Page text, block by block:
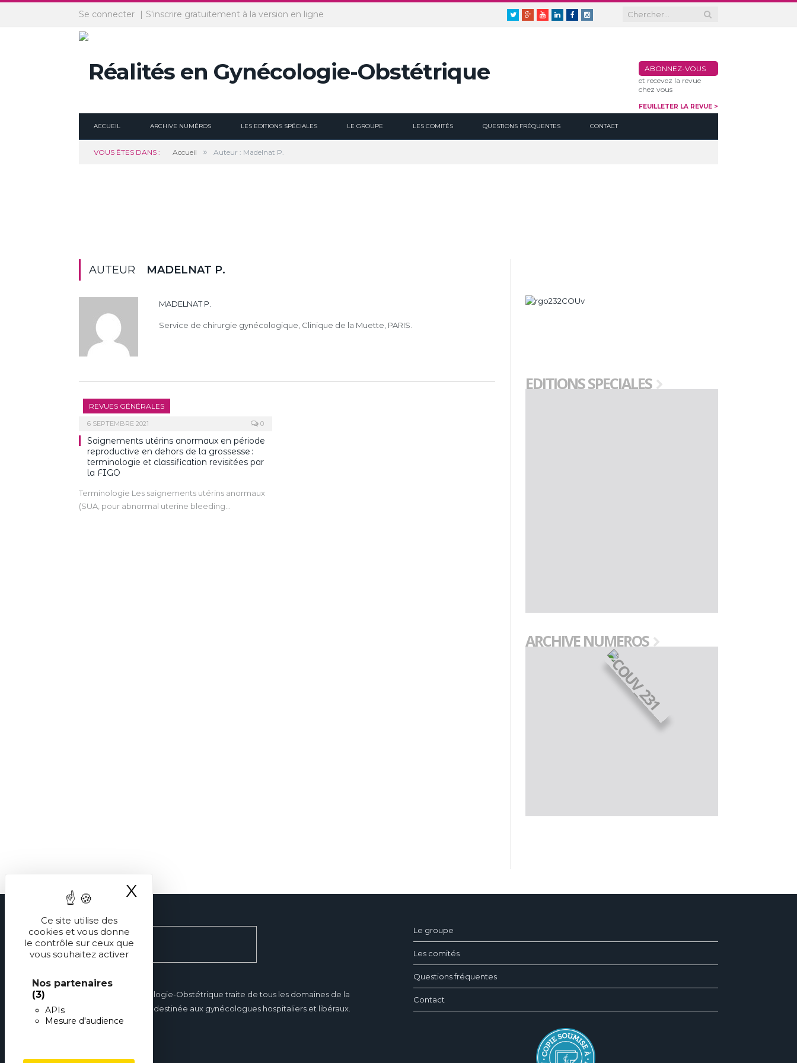
Panneau de gestion des cookies
Ce site utilise des
cookies et vous donne
le contrôle sur ceux que
vous souhaitez activer
Nos partenaires
(3)
APIs
Mesure d'audience
X Masquer le bandeau des cookies
TwitterGoogle+YoutubeLinkedinFacebookInstagram
Se connecter S'inscrire gratuitement à la version en ligne
ABONNEZ-VOUS
et recevez la revue
chez vous
FEUILLETER LA REVUE >
ACCUEIL ARCHIVE NUMÉROS LES EDITIONS SPÉCIALES LE GROUPE LES COMITÉS QUESTIONS FRÉQUENTES CONTACT
VOUS ÊTES DANS : Accueil » Auteur : Madelnat P.
AUTEUR MADELNAT P.
MADELNAT P.
Service de chirurgie gynécologique, Clinique de la Muette, PARIS.
REVUES GÉNÉRALES
6 SEPTEMBRE 2021 0
Saignements utérins anormaux en période
reproductive en dehors de la grossesse :
terminologie et classification revisitées par
la FIGO
Terminologie Les saignements utérins anormaux
(SUA, pour abnormal uterine bleeding…
EDITIONS SPECIALES
ARCHIVE NUMEROS
Réalités en Gynécologie-Obstétrique traite de tous les domaines de la
gynécologie et est destinée aux gynécologues hospitaliers et libéraux.
Le groupe
Les comités
Questions fréquentes
Contact